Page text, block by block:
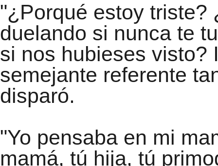
"¿Porqué estoy triste?
duelando si nunca te
si nos hubieses visto?
semejante referente
disparó.
"Yo pensaba en mi
mamá, tú hija, tú